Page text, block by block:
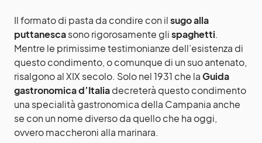
Il formato di pasta da condire con ilsugo alla
puttanescasono rigorosamente glispaghetti.
Mentre le primissime testimonianze dell’esistenza di
questo condimento, o comunque di un suo antenato,
risalgono al XIX secolo. Solo nel 1931 che laGuida
gastronomica d’Italiadecreterà questo condimento
una specialità gastronomica della Campania anche
se con un nome diverso da quello che ha oggi,
ovvero maccheroni alla marinara.